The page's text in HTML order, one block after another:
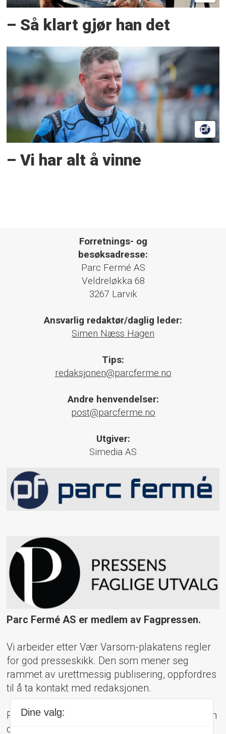
– Så klart gjør han det
– Vi har alt å vinne
Forretnings- og
besøksadresse:
Parc Fermé AS
Veldreløkka 68
3267 Larvik
Ansvarlig redaktør/daglig leder:
Simen Næss Hagen
Tips:
redaksjonen@parcferme.no
Andre henvendelser:
post@parcferme.no
Utgiver:
Simedia AS
Parc Fermé AS er medlem av Fagpressen.
Vi arbeider etter Vær Varsom-plakatens regler
for god presseskikk. Den som mener seg
rammet av urettmessig publisering, oppfordres
til å ta kontakt med redaksjonen.
Pressens Faglige Utvalg (PFU) er et klageorgan
oppnevnt av Norsk Presseforbund som
Dine valg: